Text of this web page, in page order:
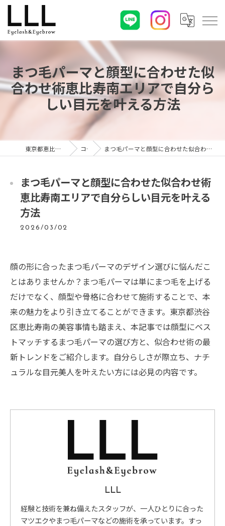
まつ毛パーマと顔型に合わせた似
合わせ術恵比寿南エリアで自分ら
しい目元を叶える方法
東京都恵比寿のマツエクならLLL コラム まつ毛パーマと顔型に合わせた似合わせ術恵比寿南エリアで自分らしい目元を叶える方法
まつ毛パーマと顔型に合わせた似合わせ術
恵比寿南エリアで自分らしい目元を叶える
方法
2026/03/02
顔の形に合ったまつ毛パーマのデザイン選びに悩んだこ
とはありませんか？まつ毛パーマは単にまつ毛を上げる
だけでなく、顔型や骨格に合わせて施術することで、本
来の魅力をより引き立てることができます。東京都渋谷
区恵比寿南の美容事情も踏まえ、本記事では顔型にベス
トマッチするまつ毛パーマの選び方と、似合わせ術の最
新トレンドをご紹介します。自分らしさが際立ち、ナチ
ュラルな目元美人を叶えたい方には必見の内容です。
LLL
経験と技術を兼ね備えたスタッフが、一人ひとりに合った
マツエクやまつ毛パーマなどの施術を承っています。すっ